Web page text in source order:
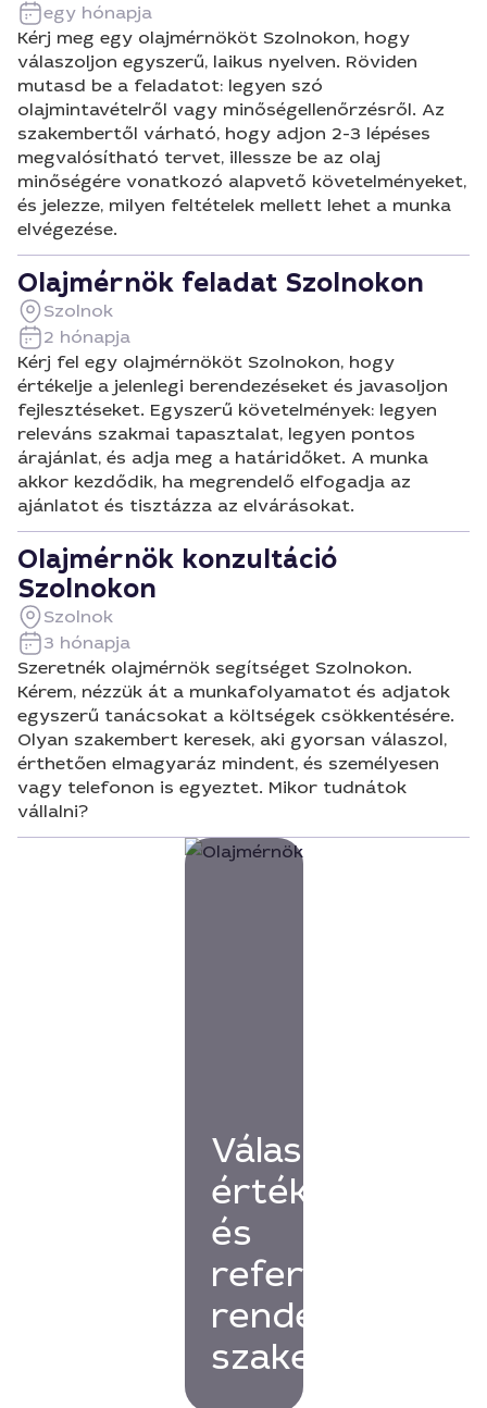
egy hónapja
Kérj meg egy olajmérnököt Szolnokon, hogy
válaszoljon egyszerű, laikus nyelven. Röviden
mutasd be a feladatot: legyen szó
olajmintavételről vagy minőségellenőrzésről. Az
szakembertől várható, hogy adjon 2-3 lépéses
megvalósítható tervet, illessze be az olaj
minőségére vonatkozó alapvető követelményeket,
és jelezze, milyen feltételek mellett lehet a munka
elvégezése.
Olajmérnök feladat Szolnokon
Szolnok
2 hónapja
Kérj fel egy olajmérnököt Szolnokon, hogy
értékelje a jelenlegi berendezéseket és javasoljon
fejlesztéseket. Egyszerű követelmények: legyen
releváns szakmai tapasztalat, legyen pontos
árajánlat, és adja meg a határidőket. A munka
akkor kezdődik, ha megrendelő elfogadja az
ajánlatot és tisztázza az elvárásokat.
Olajmérnök konzultáció
Szolnokon
Szolnok
3 hónapja
Szeretnék olajmérnök segítséget Szolnokon.
Kérem, nézzük át a munkafolyamatot és adjatok
egyszerű tanácsokat a költségek csökkentésére.
Olyan szakembert keresek, aki gyorsan válaszol,
érthetően elmagyaráz mindent, és személyesen
vagy telefonon is egyeztet. Mikor tudnátok
vállalni?
Válassz
értékelésekkel
és
referenciákkal
rendelkező
szakembert!